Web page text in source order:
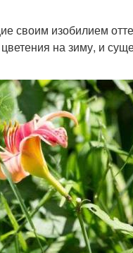
своим изобилием
на зиму, и